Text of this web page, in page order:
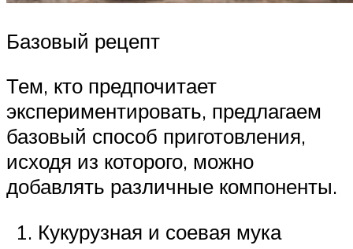
Базовый рецепт
Тем, кто предпочитает
экспериментировать, предлагаем
базовый способ приготовления,
исходя из которого, можно
добавлять различные компоненты.
Кукурузная и соевая мука